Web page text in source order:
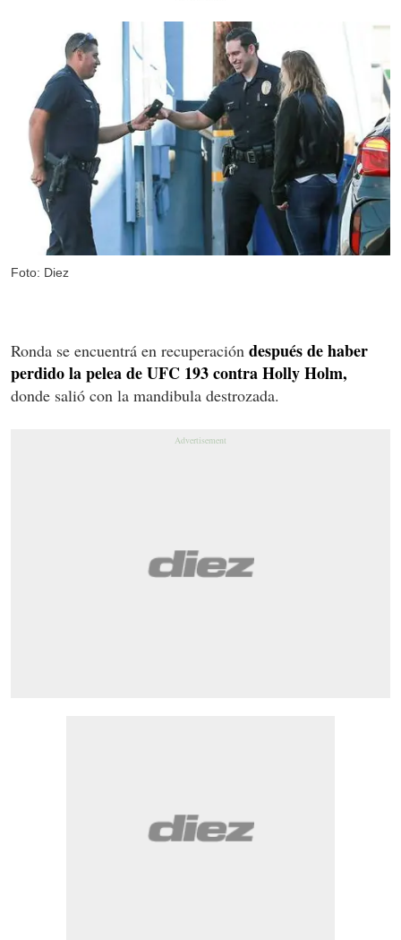
Foto: Diez
Ronda se encuentrá en recuperación después de haber
perdido la pelea de UFC 193 contra Holly Holm,
donde salió con la mandibula destrozada.